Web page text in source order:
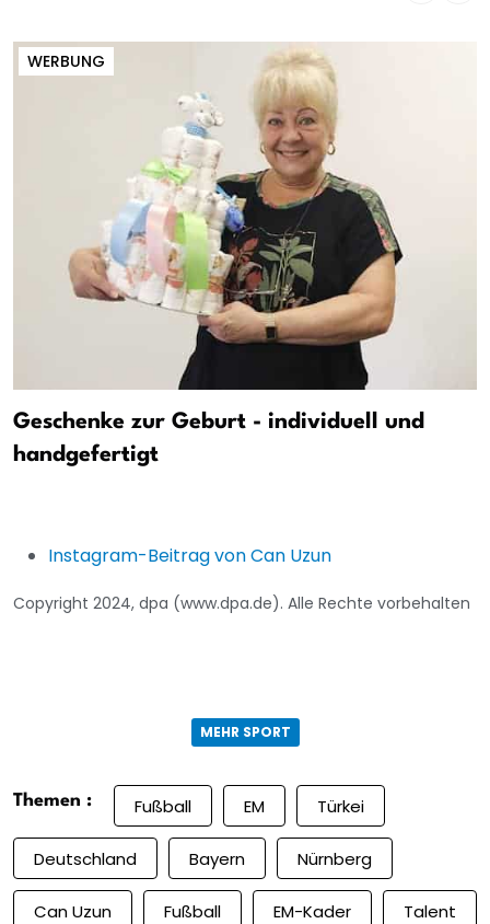
WERBUNG
Geschenke zur Geburt - individuell und
handgefertigt
Instagram-Beitrag von Can Uzun
Copyright 2024, dpa (www.dpa.de). Alle Rechte vorbehalten
MEHR SPORT
Themen : Fußball EM Türkei
Deutschland Bayern Nürnberg
Can Uzun Fußball EM-Kader Talent